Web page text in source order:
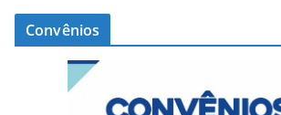
Convênios